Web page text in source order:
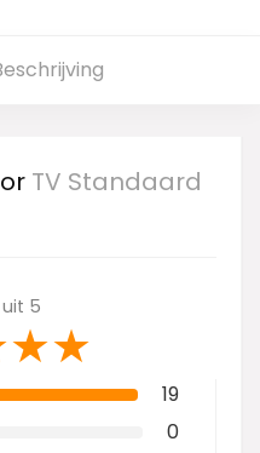
TV Standaard
uit 5
★★
19
0